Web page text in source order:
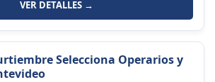
VER DETALLES →
Selecciona Operarios y